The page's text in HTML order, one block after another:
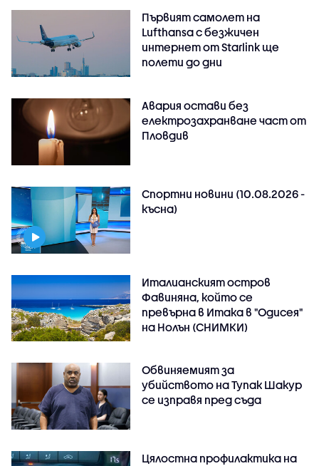
Първият самолет на
Lufthansa с безжичен
интернет от Starlink ще
полети до дни
Авария остави без
електрозахранване част от
Пловдив
Спортни новини (10.08.2026 -
късна)
Италианският остров
Фавиняна, който се
превърна в Итака в "Одисея"
на Нолън (СНИМКИ)
Обвиняемият за
убийството на Тупак Шакур
се изправя пред съда
Цялостна профилактика на